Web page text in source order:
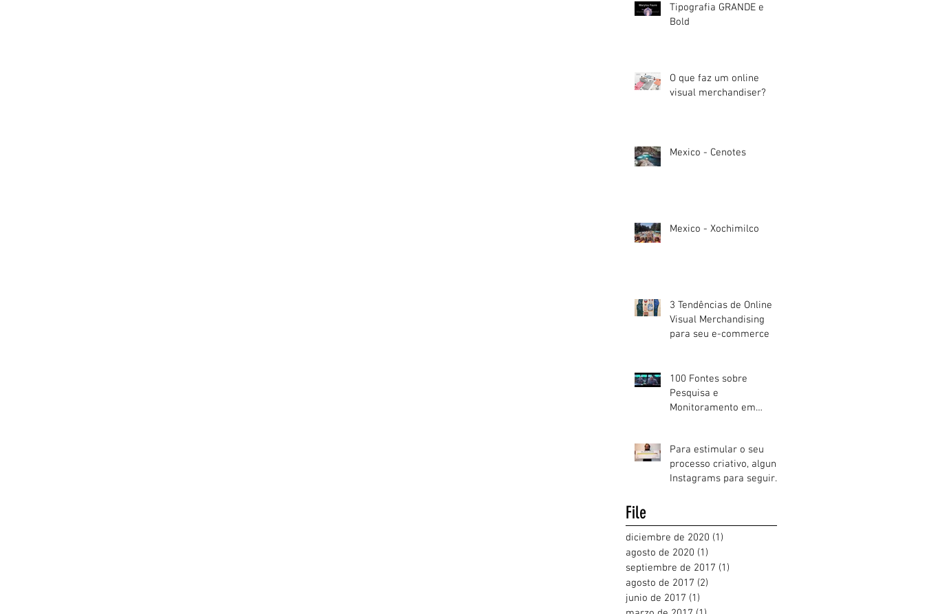
Tipografia GRANDE e
Bold
O que faz um online
visual merchandiser?
Mexico - Cenotes
Mexico - Xochimilco
3 Tendências de Online
Visual Merchandising
para seu e-commerce
100 Fontes sobre
Pesquisa e
Monitoramento em
Para estimular o seu
processo criativo, alguns
Instagrams para seguir
File
diciembre de 2020 (1)
agosto de 2020 (1)
septiembre de 2017 (1)
agosto de 2017 (2)
junio de 2017 (1)